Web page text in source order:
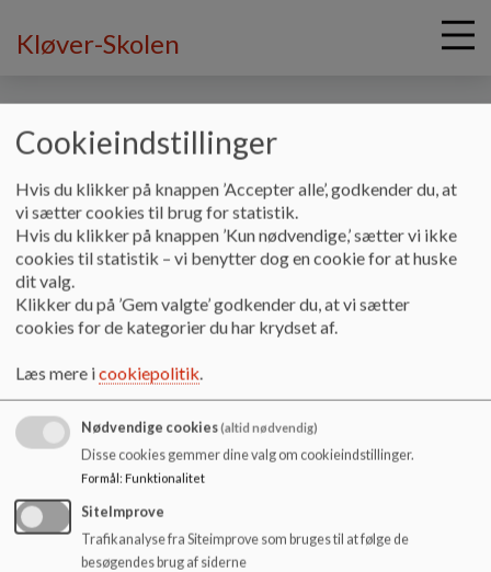
i
Kløver-Skolen
Skolens profil Undervisningsmiljøvurdering
Undervisningsmiljøvurdering
.
Dokumenter
Undervisningsmiljøvurdering_0.pdf
Kløver-Skolen
Cookieindstillinger
Hvis du klikker på knappen ’Accepter alle’, godkender du, at
vi sætter cookies til brug for statistik.
Hvis du klikker på knappen ’Kun nødvendige,’ sætter vi ikke
cookies til statistik – vi benytter dog en cookie for at huske
dit valg.
Klikker du på ’Gem valgte’ godkender du, at vi sætter
cookies for de kategorier du har krydset af.
Læs mere icookiepolitik.
Nødvendige cookies(altid nødvendig)
Disse cookies gemmer dine valg om cookieindstillinger.
Formål: Funktionalitet
SiteImprove
Trafikanalyse fra Siteimprove som bruges til at følge de
besøgendes brug af siderne